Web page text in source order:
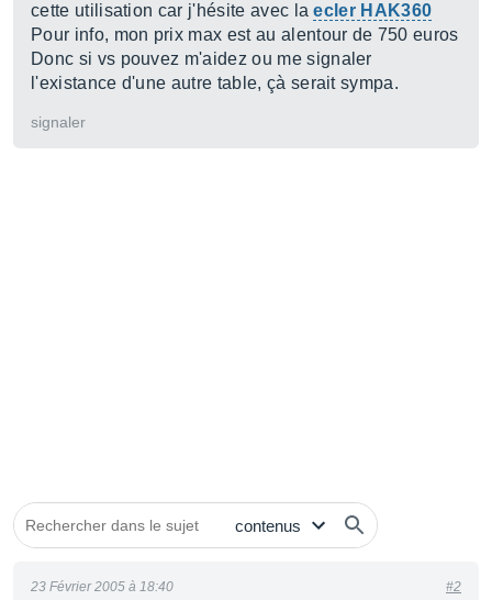
cette utilisation car j'hésite avec laecler HAK360
Pour info, mon prix max est au alentour de 750 euros
Donc si vs pouvez m'aidez ou me signaler
l'existance d'une autre table, çà serait sympa.
signaler
23 Février 2005 à 18:40 #2